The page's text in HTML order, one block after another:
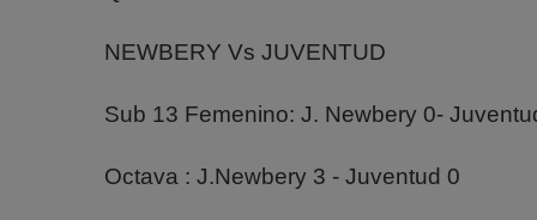
NEWBERY Vs JUVENTUD
Sub 13 Femenino: J. Newbery 0-
Octava : J.Newbery 3 - Juventud 0